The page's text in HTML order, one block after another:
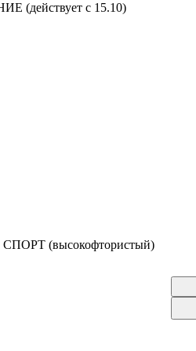
(действует с 15.10)
(высокофтористый)